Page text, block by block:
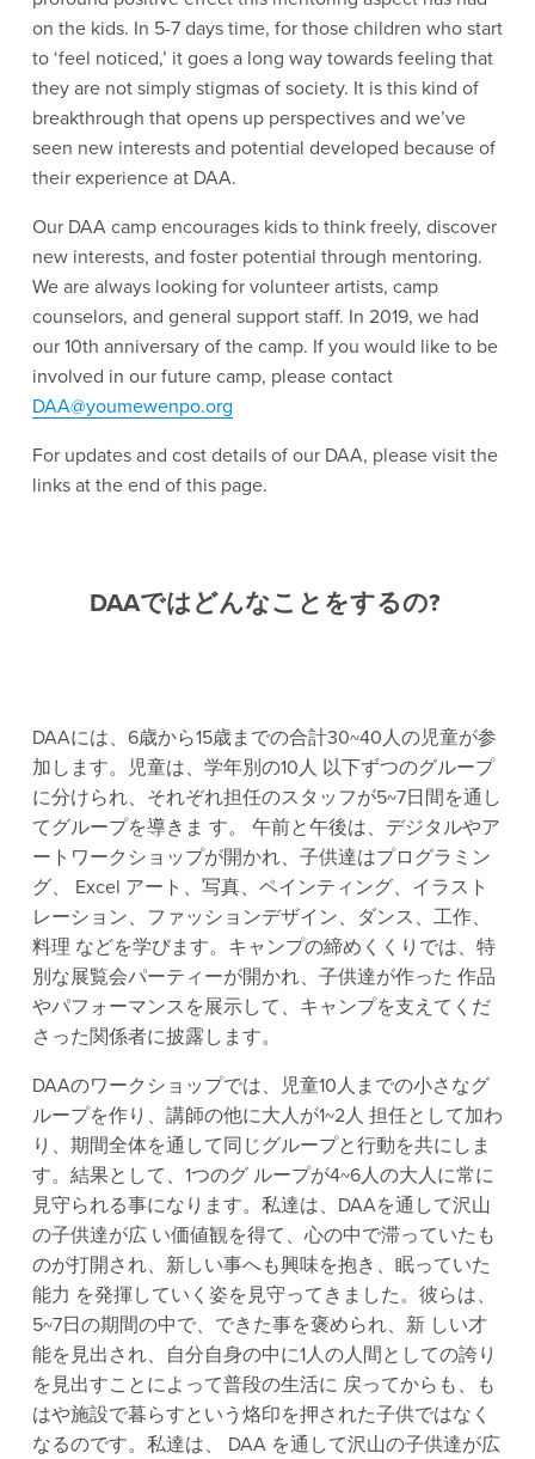
on the kids. In 5-7 days time, for those children who start
to ‘feel noticed,’ it goes a long way towards feeling that
they are not simply stigmas of society. It is this kind of
breakthrough that opens up perspectives and we’ve
seen new interests and potential developed because of
their experience at DAA.
Our DAA camp encourages kids to think freely, discover
new interests, and foster potential through mentoring.
We are always looking for volunteer artists, camp
counselors, and general support staff. In 2019, we had
our 10th anniversary of the camp. If you would like to be
involved in our future camp, please contact
DAA@youmewenpo.org
For updates and cost details of our DAA, please visit the
links at the end of this page.
DAAではどんなことをするの?
DAAには、6歳から15歳までの合計30~40人の児童が参
加します。児童は、学年別の10人 以下ずつのグループ
に分けられ、それぞれ担任のスタッフが5~7日間を通し
てグループを導きま す。 午前と午後は、デジタルやア
ートワークショップが開かれ、子供達はプログラミン
グ、 Excel アート、写真、ペインティング、イラスト
レーション、ファッションデザイン、ダンス、工作、
料理 などを学びます。キャンプの締めくくりでは、特
別な展覧会パーティーが開かれ、子供達が作った 作品
やパフォーマンスを展示して、キャンプを支えてくだ
さった関係者に披露します。
DAAのワークショップでは、児童10人までの小さなグ
ループを作り、講師の他に大人が1~2人 担任として加わ
り、期間全体を通して同じグループと行動を共にしま
す。結果として、1つのグ ループが4~6人の大人に常に
見守られる事になります。私達は、DAAを通して沢山
の子供達が広 い価値観を得て、心の中で滞っていたも
のが打開され、新しい事へも興味を抱き、眠っていた
能力 を発揮していく姿を見守ってきました。彼らは、
5~7日の期間の中で、できた事を褒められ、新 しい才
能を見出され、自分自身の中に1人の人間としての誇り
を見出すことによって普段の生活に 戻ってからも、も
はや施設で暮らすという烙印を押された子供ではなく
なるのです。私達は、 DAA を通して沢山の子供達が広